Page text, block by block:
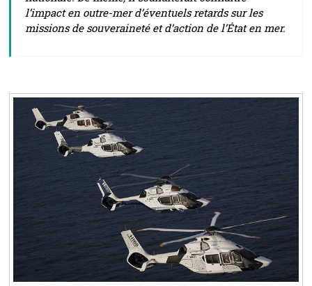
l’impact en outre-mer d’éventuels retards sur les
missions de souveraineté et d’action de l’État en mer.